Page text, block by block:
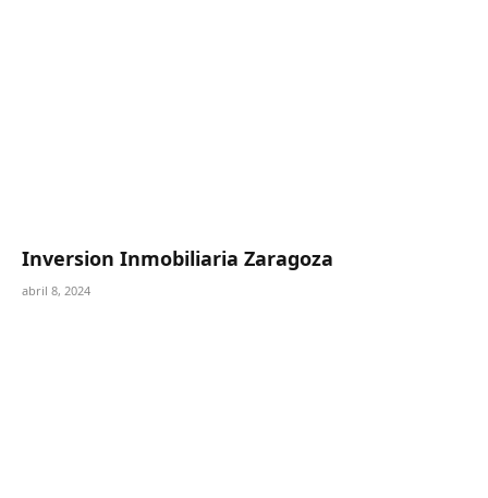
Inversion Inmobiliaria Zaragoza
abril 8, 2024